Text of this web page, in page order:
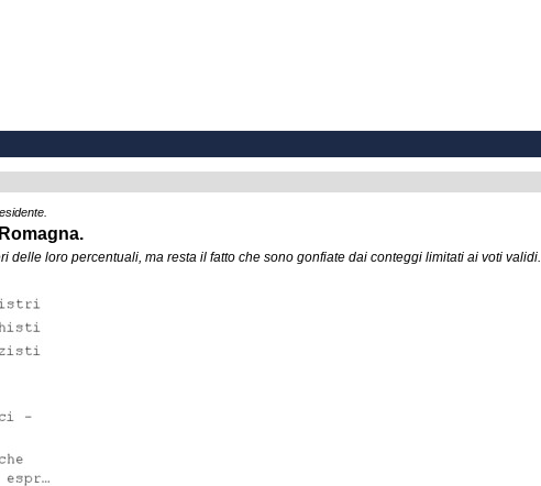
loro percentuali, ma resta il fatto che sono gonfiate dai conteggi limitati ai voti validi.